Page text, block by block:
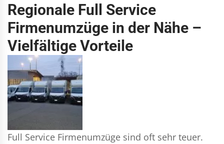
Regionale Full Service
Firmenumzüge in der Nähe –
Vielfältige Vorteile
Full Service Firmenumzüge sind oft sehr teuer.